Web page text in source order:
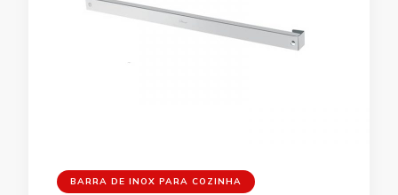
BARRA DE INOX PARA COZINHA